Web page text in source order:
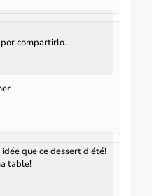
compartirlo.
que ce dessert d'été!
table!